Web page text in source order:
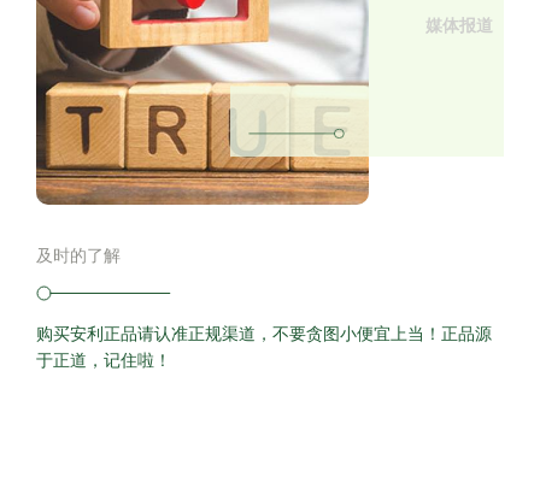
媒体报道
及时的了解
购买安利正品请认准正规渠道，不要贪图小便宜上当！正品源
于正道，记住啦！